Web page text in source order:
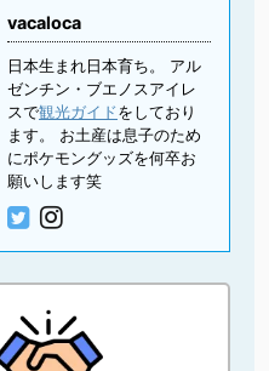
vacaloca
日本生まれ日本育ち。 アル
ゼンチン・ブエノスアイレ
スで観光ガイドをしており
ます。 お土産は息子のため
にポケモングッズを何卒お
願いします笑